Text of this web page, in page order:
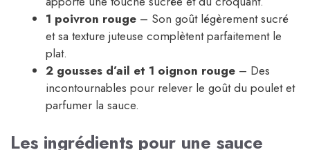
1 poivron rouge – Son goût légèrement sucré
et sa texture juteuse complètent parfaitement le
plat.
2 gousses d’ail et 1 oignon rouge – Des
incontournables pour relever le goût du poulet et
parfumer la sauce.
Les ingrédients pour une sauce